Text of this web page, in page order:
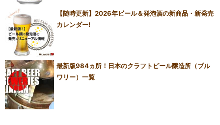
【随時更新】2026年ビール＆発泡酒の新商品・新発売
カレンダー!
最新版984ヵ所！日本のクラフトビール醸造所（ブル
ワリー）一覧